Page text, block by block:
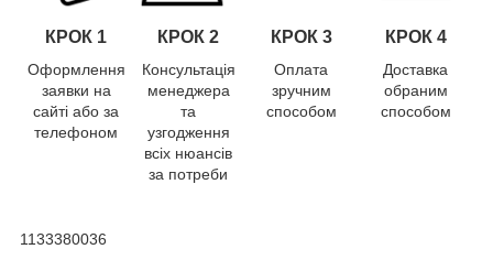
КРОК 1 КРОК 2 КРОК 3 КРОК 4
Оформлення
заявки на
сайті або за
телефоном
Консультація
менеджера
та
узгодження
всіх нюансів
за потреби
Оплата
зручним
способом
Доставка
обраним
способом
1133380036